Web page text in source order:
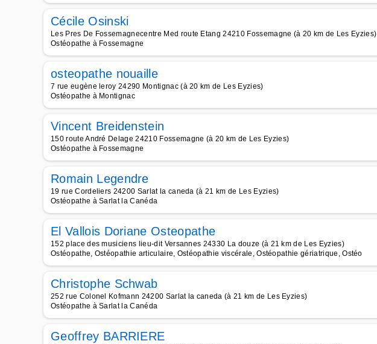
Cécile Osinski
Les Pres De Fossemagnecentre Med route Etang 24210 Fossemagne (à 20 km de Les Eyzies)
Ostéopathe à Fossemagne
osteopathe nouaille
7 rue eugène leroy 24290 Montignac (à 20 km de Les Eyzies)
Ostéopathe à Montignac
Vincent Breidenstein
150 route André Delage 24210 Fossemagne (à 20 km de Les Eyzies)
Ostéopathe à Fossemagne
Romain Legendre
19 rue Cordeliers 24200 Sarlat la caneda (à 21 km de Les Eyzies)
Ostéopathe à Sarlat la Canéda
El Vallois Doriane Osteopathe
152 place des musiciens lieu-dit Versannes 24330 La douze (à 21 km de Les Eyzies)
Ostéopathe, Ostéopathie articulaire, Ostéopathie viscérale, Ostéopathie gériatrique, Ostéo
Christophe Schwab
252 rue Colonel Kofmann 24200 Sarlat la caneda (à 21 km de Les Eyzies)
Ostéopathe à Sarlat la Canéda
Geoffrey BARRIERE